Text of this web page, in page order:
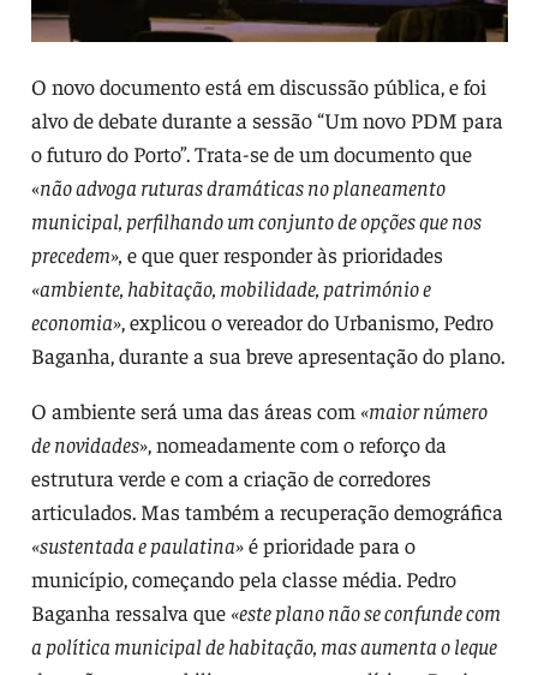
O novo documento está em discussão pública, e foi
alvo de debate durante a sessão “Um novo PDM para
o futuro do Porto”. Trata-se de um documento que
«não advoga ruturas dramáticas no planeamento
municipal, perfilhando um conjunto de opções que nos
precedem», e que quer responder às prioridades
«ambiente, habitação, mobilidade, património e
economia», explicou o vereador do Urbanismo, Pedro
Baganha, durante a sua breve apresentação do plano.
O ambiente será uma das áreas com «maior número
de novidades», nomeadamente com o reforço da
estrutura verde e com a criação de corredores
articulados. Mas também a recuperação demográfica
«sustentada e paulatina»é prioridade para o
município, começando pela classe média. Pedro
Baganha ressalva que «este plano não se confunde com
a política municipal de habitação, mas aumenta o leque